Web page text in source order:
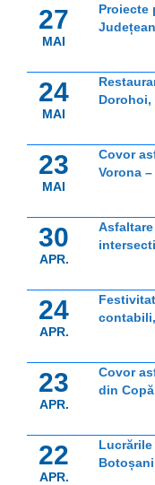
27
MAI
Proiecte
Județean
24
MAI
23
MAI
Covor
Vorona
30
APR.
24
APR.
23
APR.
Covor
din
22
APR.